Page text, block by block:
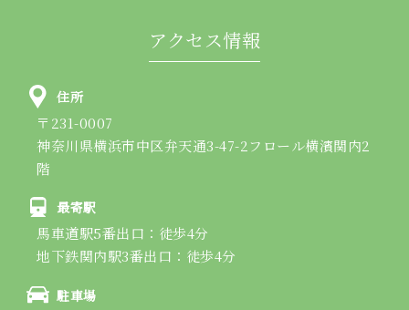
アクセス情報
住所
〒231-0007
神奈川県横浜市中区弁天通3-47-2フロール横濱関内2
階
最寄駅
馬車道駅5番出口：徒歩4分
地下鉄関内駅3番出口：徒歩4分
駐車場